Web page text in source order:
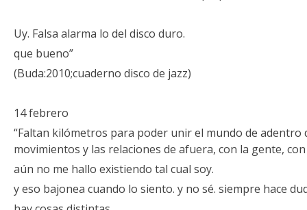
Uy. Falsa alarma lo del disco duro.
que bueno”
(Buda:2010;cuaderno disco de jazz)
14 febrero
“Faltan kilómetros para poder unir el mundo de adentro
movimientos y las relaciones de afuera, con la gente,
aún no me hallo existiendo tal cual soy.
y eso bajonea cuando lo siento. y no sé. siempre hace